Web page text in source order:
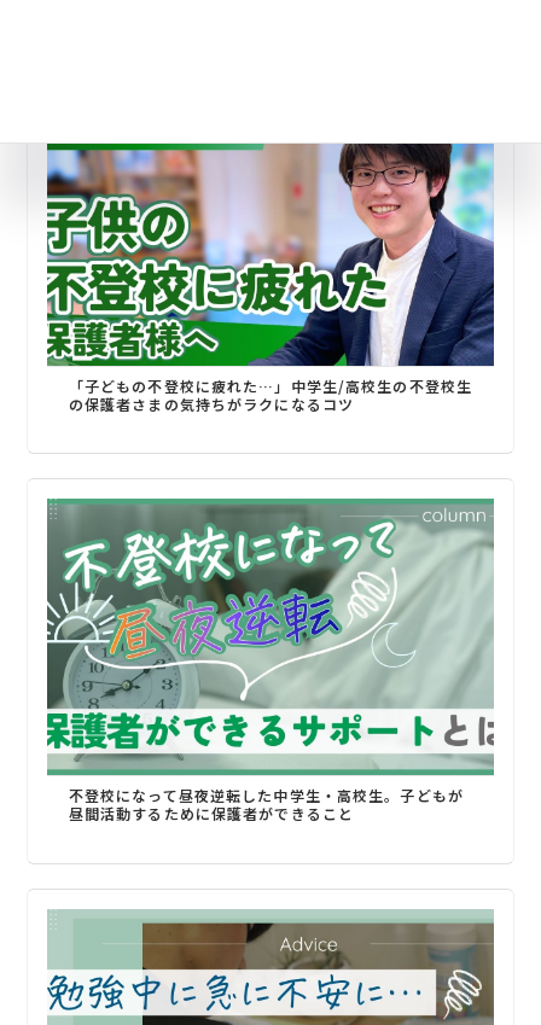
「子どもの不登校に疲れた…」中学生/高校生の不登校生
の保護者さまの気持ちがラクになるコツ
不登校になって昼夜逆転した中学生・高校生。子どもが
昼間活動するために保護者ができること